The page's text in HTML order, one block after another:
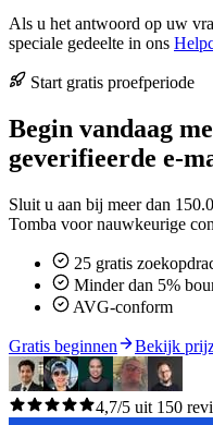
Als u het antwoord op uw
speciale gedeelte in ons
Start gratis proefperiode
Begin vandaag
geverifieerde e-
Sluit u aan bij meer dan
Tomba voor nauwkeurige
25 gratis
Minder dan 5%
AVG-conform
Gratis beginnen Bekijk
4,7/5 uit 150